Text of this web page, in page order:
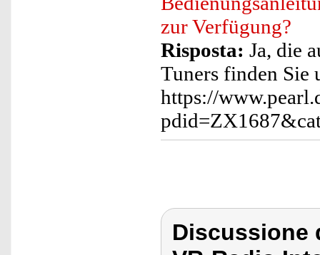
zur Verfügung?
Risposta: Ja, die
Tuners finden Sie
https://
Discussione